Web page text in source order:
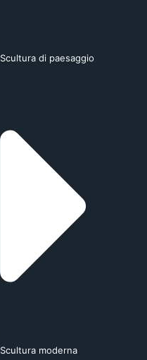
Scultura di paesaggio
Scultura moderna